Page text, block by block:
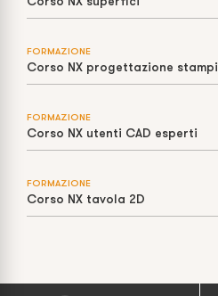
FORMAZIONE
Corso NX progettazione
FORMAZIONE
Corso NX utenti CAD esperti
FORMAZIONE
Corso NX tavola 2D